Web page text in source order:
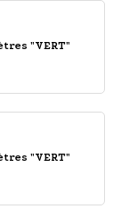
"VERT"
"VERT"